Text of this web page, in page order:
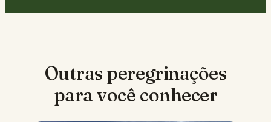
Outras peregrinações
para você conhecer